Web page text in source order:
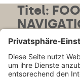
Titel:
Hinweise:
Umbrüche
Grenzen: